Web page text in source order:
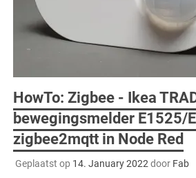
HowTo: Zigbee - Ikea
bewegingsmelder E1525/
zigbee2mqtt in Node Red
Geplaatst op 14. January 2022door Fab